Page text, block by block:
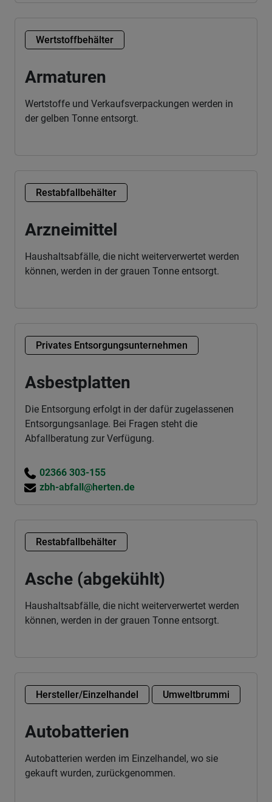
Wertstoffbehälter
Armaturen
Wertstoffe und Verkaufsverpackungen werden in
der gelben Tonne entsorgt.
Restabfallbehälter
Arzneimittel
Haushaltsabfälle, die nicht weiterverwertet werden
können, werden in der grauen Tonne entsorgt.
Privates Entsorgungsunternehmen
Asbestplatten
Die Entsorgung erfolgt in der dafür zugelassenen
Entsorgungsanlage. Bei Fragen steht die
Abfallberatung zur Verfügung.
02366 303-155
zbh-abfall@herten.de
Restabfallbehälter
Asche (abgekühlt)
Haushaltsabfälle, die nicht weiterverwertet werden
können, werden in der grauen Tonne entsorgt.
Hersteller/Einzelhandel Umweltbrummi
Autobatterien
Autobatterien werden im Einzelhandel, wo sie
gekauft wurden, zurückgenommen.